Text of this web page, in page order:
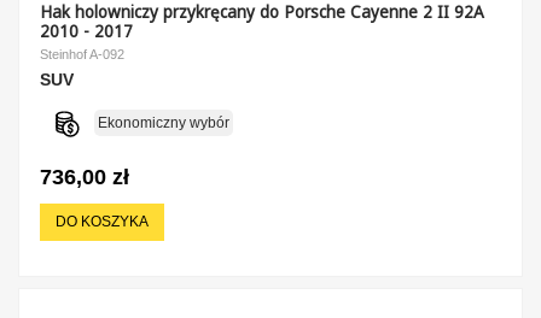
Hak holowniczy przykręcany do Porsche Cayenne 2 II 92A
2010 - 2017
Steinhof A-092
SUV
Ekonomiczny wybór
736,00 zł
DO KOSZYKA